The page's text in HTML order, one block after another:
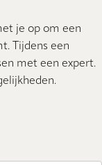
je op om een
Tijdens een
met een expert.